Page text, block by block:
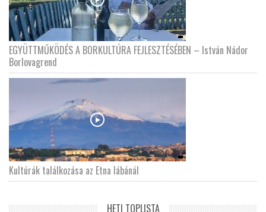
EGYÜTTMŰKÖDÉS A BORKULTÚRA FEJLESZTÉSÉBEN – István Nádor
Borlovagrend
Kultúrák találkozása az Etna lábánál
HETI TOPLISTA